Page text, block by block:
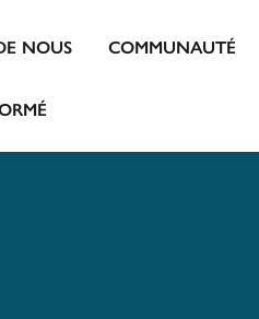
NOUS COMMUNAUTÉ